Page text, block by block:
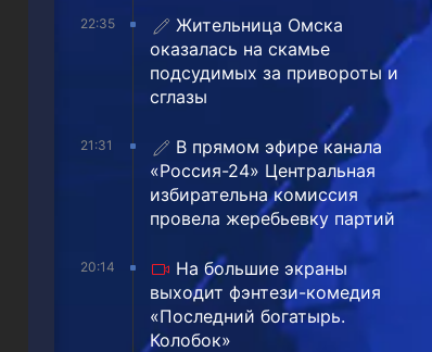
22:35
Жительница Омска
оказалась на скамье
подсудимых за привороты и
сглазы
21:31
В прямом эфире канала
«Россия-24» Центральная
избирательна комиссия
провела жеребьевку партий
20:14
На большие экраны
выходит фэнтези-комедия
«Последний богатырь.
Колобок»